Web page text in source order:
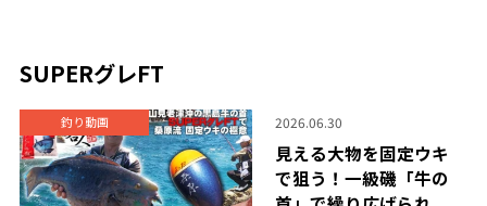
SUPERグレFT
釣り動画 2026.06.30
見える大物を固定ウキ
で狙う！一級磯「牛の